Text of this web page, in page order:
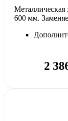
Металлическая
600 мм.
2